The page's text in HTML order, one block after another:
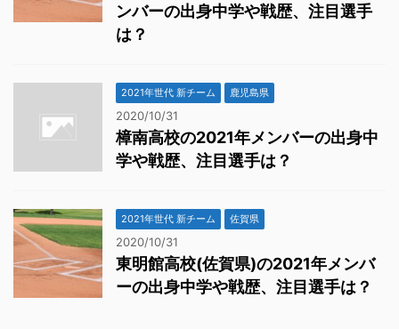
ンバーの出身中学や戦歴、注目選手
は？
2021年世代 新チーム 鹿児島県
2020/10/31
樟南高校の2021年メンバーの出身中
学や戦歴、注目選手は？
2021年世代 新チーム 佐賀県
2020/10/31
東明館高校(佐賀県)の2021年メンバ
ーの出身中学や戦歴、注目選手は？